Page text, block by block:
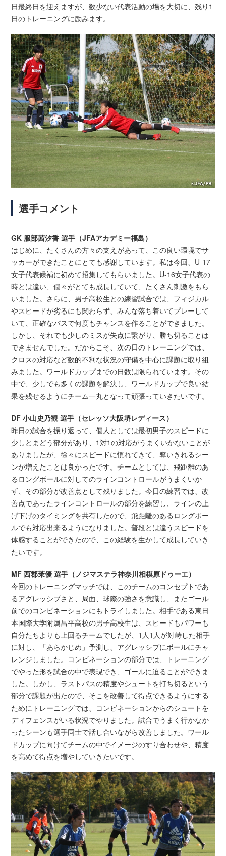
日最終日を迎えますが、数少ない代表活動の場を大切に、残り1
日のトレーニングに励みます。
選手コメント
GK 服部茜汐香 選手（JFAアカデミー福島）
はじめに、たくさんの方々の支えがあって、この良い環境でサ
ッカーができたことにとても感謝しています。私は今回、U-17
女子代表候補に初めて招集してもらいました。U-16女子代表の
時とは違い、個々がとても成長していて、たくさん刺激をもら
いました。さらに、男子高校生との練習試合では、フィジカル
やスピードが劣るにも関わらず、みんな落ち着いてプレーして
いて、正確なパスで何度もチャンスを作ることができました。
しかし、それでも少しのミスが失点に繋がり、勝ち切ることは
できませんでした。だからこそ、次の日のトレーニングでは、
クロスの対応など数的不利な状況の守備を中心に課題に取り組
みました。ワールドカップまでの日数は限られています。その
中で、少しでも多くの課題を解決し、ワールドカップで良い結
果を残せるようにチーム一丸となって頑張っていきたいです。
DF 小山史乃観 選手（セレッソ大阪堺レディース）
昨日の試合を振り返って、個人としては最初男子のスピードに
少しとまどう部分があり、1対1の対応がうまくいかないことが
ありましたが、徐々にスピードに慣れてきて、奪いきれるシー
ンが増えたことは良かったです。チームとしては、飛距離のあ
るロングボールに対してのラインコントロールがうまくいか
ず、その部分が改善点として残りました。今日の練習では、改
善点であったラインコントロールの部分を練習し、ラインの上
げ下げのタイミングを共有したので、飛距離のあるロングボー
ルでも対応出来るようになりました。普段とは違うスピードを
体感することができたので、この経験を生かして成長していき
たいです。
MF 西郡茉優 選手（ノジマステラ神奈川相模原ドゥーエ）
今回のトレーニングマッチでは、このチームのコンセプトであ
るアグレッシブさと、局面、球際の強さを意識し、またゴール
前でのコンビネーションにもトライしました。相手である東日
本国際大学附属昌平高校の男子高校生は、スピードもパワーも
自分たちよりも上回るチームでしたが、1人1人が対峙した相手
に対し、「あらかじめ」予測し、アグレッシブにボールにチャ
レンジしました。コンビネーションの部分では、トレーニング
でやった形を試合の中で表現でき、ゴールに迫ることができま
した。しかし、ラストパスの精度やシュートを打ち切るという
部分で課題が出たので、そこを改善して得点できるようにする
ためにトレーニングでは、コンビネーションからのシュートを
ディフェンスがいる状況でやりました。試合でうまく行かなか
ったシーンも選手同士で話し合いながら改善しました。ワール
ドカップに向けてチームの中でイメージのすり合わせや、精度
を高めて得点を増やしていきたいです。